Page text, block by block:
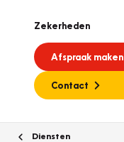
Zekerheden
Afspraak maken
Contact
Diensten